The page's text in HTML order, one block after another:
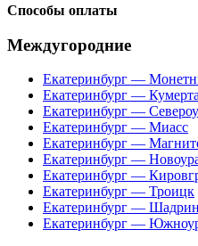
Способы оплаты
Междугородние
Екатеринбург —
Екатеринбург —
Екатеринбург —
Екатеринбург — Миасс
Екатеринбург —
Екатеринбург —
Екатеринбург —
Екатеринбург — Троицк
Екатеринбург —
Екатеринбург —